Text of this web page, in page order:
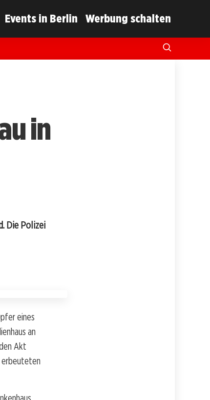
Events in Berlin Werbung schalten
in
Die Polizei
eines
an
Akt
erbeuteten